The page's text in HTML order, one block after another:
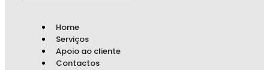
Home
Serviços
Apoio ao cliente
Contactos